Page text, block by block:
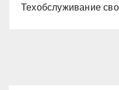
Техобслуживание